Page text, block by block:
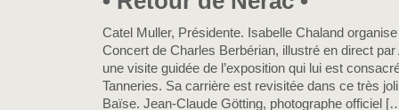
Jardins
Roy
Catel Muller, Présidente. Isabelle Chaland
Concert de Charles Berbérian, illustré en direct
une visite guidée de l’exposition qui lui est
Tanneries. Sa carrière est revisitée dans ce très
Baïse. Jean-Claude Götting, photographe officiel